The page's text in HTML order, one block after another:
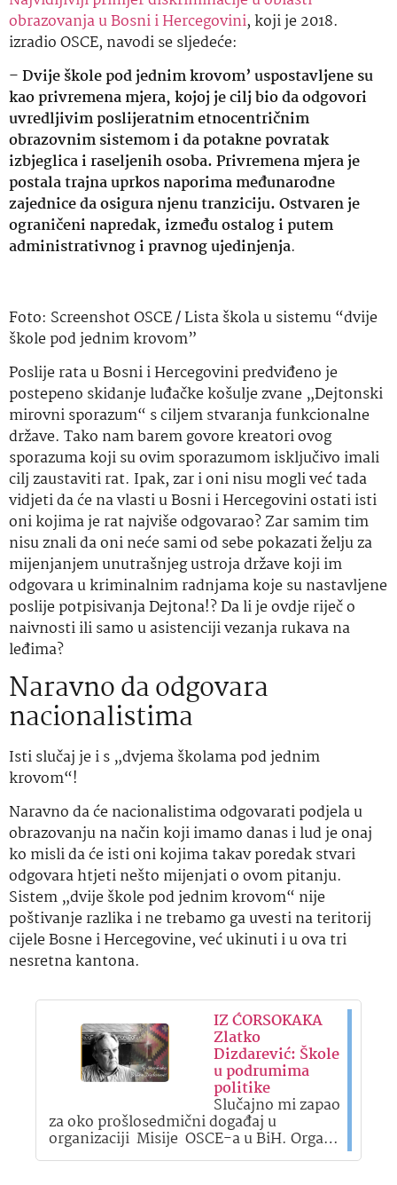
obrazovanja u Bosni i Hercegovini, koji je 2018.
izradio OSCE, navodi se sljedeće:
–Dvije škole pod jednim krovom’ uspostavljene su
kao privremena mjera, kojoj je cilj bio da odgovori
uvredljivim poslijeratnim etnocentričnim
obrazovnim sistemom i da potakne povratak
izbjeglica i raseljenih osoba. Privremena mjera je
postala trajna uprkos naporima međunarodne
zajednice da osigura njenu tranziciju. Ostvaren je
ograničeni napredak, između ostalog i putem
administrativnog i pravnog ujedinjenja.
Foto: Screenshot OSCE / Lista škola u sistemu “dvije
škole pod jednim krovom”
Poslije rata u Bosni i Hercegovini predviđeno je
postepeno skidanje luđačke košulje zvane „Dejtonski
mirovni sporazum“ s ciljem stvaranja funkcionalne
države. Tako nam barem govore kreatori ovog
sporazuma koji su ovim sporazumom isključivo imali
cilj zaustaviti rat. Ipak, zar i oni nisu mogli već tada
vidjeti da će na vlasti u Bosni i Hercegovini ostati isti
oni kojima je rat najviše odgovarao? Zar samim tim
nisu znali da oni neće sami od sebe pokazati želju za
mijenjanjem unutrašnjeg ustroja države koji im
odgovara u kriminalnim radnjama koje su nastavljene
poslije potpisivanja Dejtona!? Da li je ovdje riječ o
naivnosti ili samo u asistenciji vezanja rukava na
leđima?
Naravno da odgovara
nacionalistima
Isti slučaj je i s „dvjema školama pod jednim
krovom“!
Naravno da će nacionalistima odgovarati podjela u
obrazovanju na način koji imamo danas i lud je onaj
ko misli da će isti oni kojima takav poredak stvari
odgovara htjeti nešto mijenjati o ovom pitanju.
Sistem „dvije škole pod jednim krovom“ nije
poštivanje razlika i ne trebamo ga uvesti na teritorij
cijele Bosne i Hercegovine, već ukinuti i u ova tri
nesretna kantona.
IZ ĆORSOKAKA
Zlatko
Dizdarević: Škole
u podrumima
politike
Slučajno mi zapao
za oko prošlosedmični događaj u
organizaciji Misije OSCE-a u BiH. Orga…